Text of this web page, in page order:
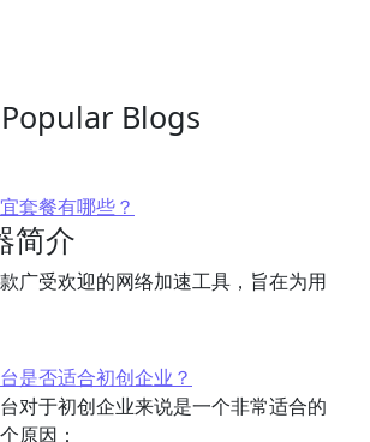
Popular Blogs
套餐有哪些？
简介
广受欢迎的网络加速工具，旨在为用
是否适合初创企业？
对于初创企业来说是一个非常适合的
原因：